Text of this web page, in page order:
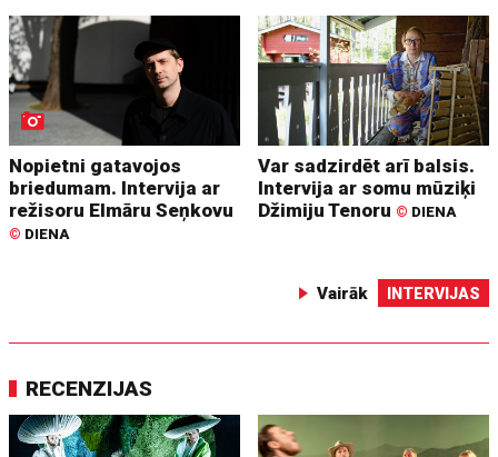
Nopietni gatavojos
briedumam. Intervija ar
režisoru Elmāru Seņkovu
© DIENA
Var sadzirdēt arī balsis.
Intervija ar somu mūziķi
Džimiju Tenoru © DIENA
Vairāk INTERVIJAS
RECENZIJAS